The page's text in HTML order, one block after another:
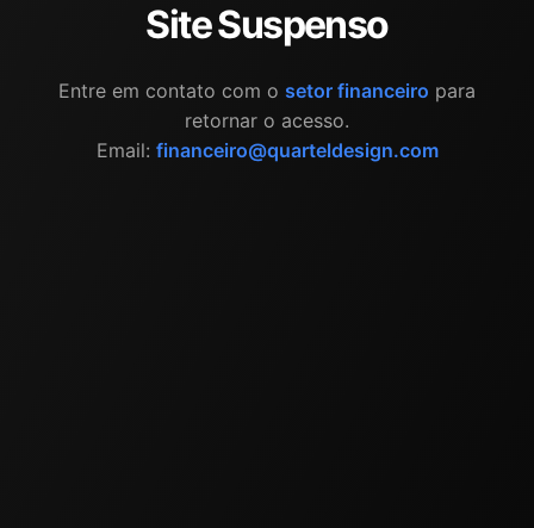
Site Suspenso
Entre em contato com o setor financeiro para
retornar o acesso.
Email: financeiro@quarteldesign.com